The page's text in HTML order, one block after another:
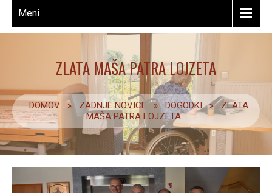
Meni
ZLATA MAŠA PATRA LOJZETA
DOMOV » ZADNJE NOVICE » DOGODKI » ZLATA
MAŠA PATRA LOJZETA